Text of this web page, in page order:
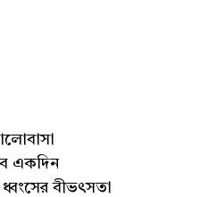
একদিন
বীভৎসতা